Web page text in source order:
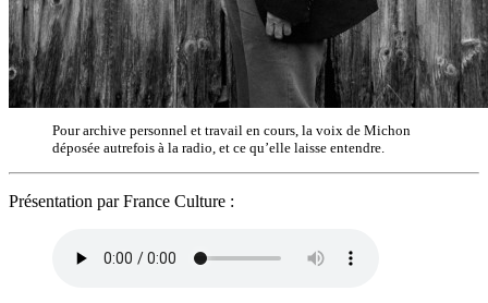
Pour archive personnel et travail en cours, la voix de Michon
déposée autrefois à la radio, et ce qu’elle laisse entendre.
Présentation par France Culture :